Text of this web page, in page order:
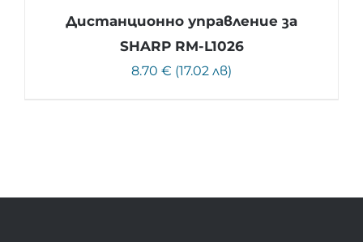
Дистанционно управление за
SHARP RM-L1026
8.70 € (17.02 лв)